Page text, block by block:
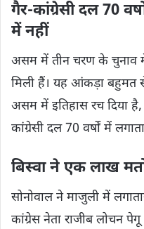
गैर-कांग्रेसी दल 70
में नहीं
असम में तीन चरण के चुनाव
मिली हैं। यह आंकड़ा बहुमत
असम में इतिहास रच दिया
कांग्रेसी दल 70 वर्षों में
बिस्वा ने एक लाख
सोनोवाल ने माजुली में
कांग्रेस नेता राजीब लोचन